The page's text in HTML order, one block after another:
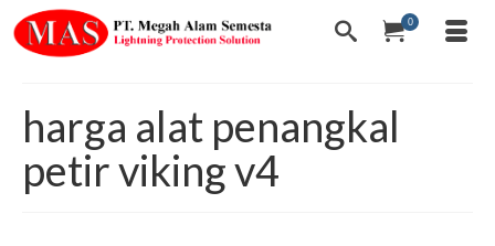
0
harga alat penangkal
petir viking v4